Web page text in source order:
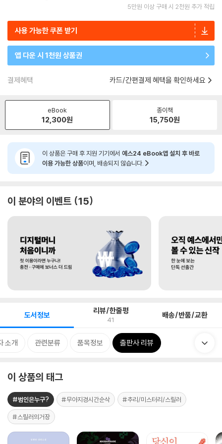
5만원 이상 구매 시 2천원 추가 적립
사용 가능한 쿠폰 받기
앱 다운 시 1천원 상품권
결제혜택 카드/간편결제 혜택을 확인하세요
eBook
12,300원
종이책
15,750원
이 상품은 구매 후 지원 기기에서 예스24 eBook앱 설치 후 바로
이용 가능한 상품이며, 배송되지 않습니다.
이 분야의 이벤트 15
도서정보 리뷰/한줄평
41 배송/반품/교환
소개 관련분류 품목정보 출판사 리뷰
이 상품의 태그
#범인은누구? #무아지경시간순삭 #추리/미스터리/스릴러
#스릴러의거장